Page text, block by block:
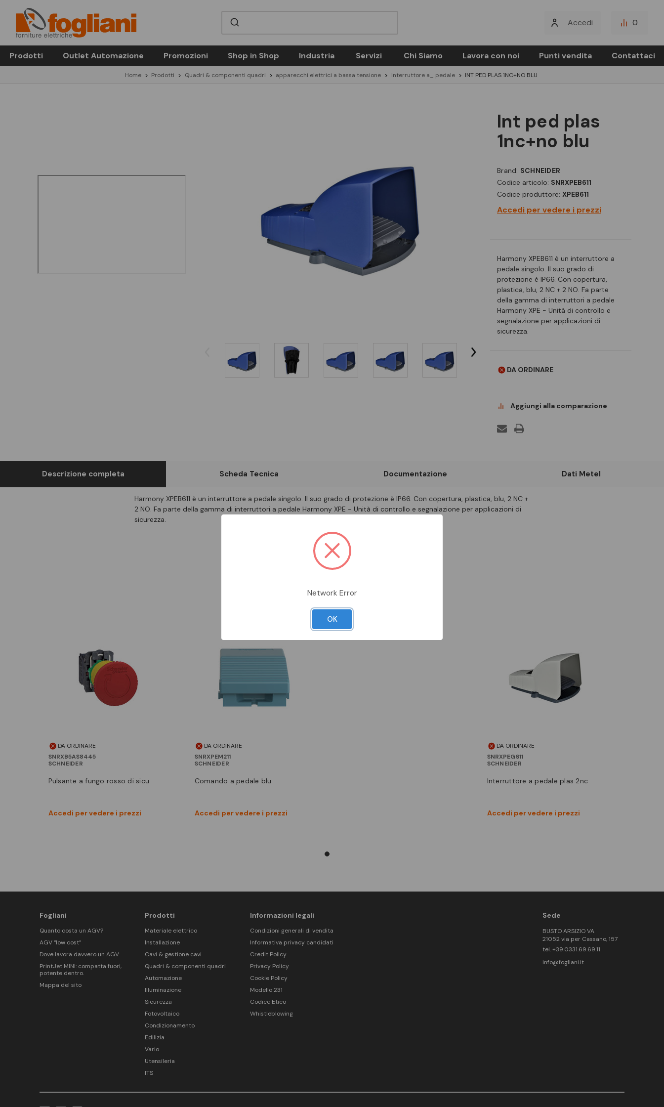
Accedi 0
Prodotti Outlet Automazione Promozioni Shop in Shop Industria Servizi Chi Siamo Lavora con noi Punti vendita Contattaci
Home Prodotti Quadri & componenti quadri apparecchi elettrici a bassa tensione Interruttore a_ pedale INT PED PLAS 1NC+NO BLU
int ped plas
1nc+no blu
Brand: SCHNEIDER
Codice articolo: SNRXPEB611
Codice produttore: XPEB611
Accedi per vedere i prezzi
Harmony XPEB611 è un interruttore a
pedale singolo. Il suo grado di
protezione è IP66. Con copertura,
plastica, blu, 2 NC + 2 NO. Fa parte
della gamma di interruttori a pedale
Harmony XPE - Unità di controllo e
segnalazione per applicazioni di
sicurezza.
DA ORDINARE
Aggiungi alla comparazione
Descrizione completa Scheda Tecnica Documentazione Dati Metel
Harmony XPEB611 è un interruttore a pedale singolo. Il suo grado di protezione è IP66. Con copertura, plastica, blu, 2 NC +
2 NO. Fa parte della gamma di interruttori a pedale Harmony XPE - Unità di controllo e segnalazione per applicazioni di
sicurezza.
DA ORDINARE
SNRXB5AS8445
SCHNEIDER
pulsante a fungo rosso di sicu
Accedi per vedere i prezzi
Confronta
DA ORDINARE
SNRXPEM211
SCHNEIDER
comando a pedale blu
Accedi per vedere i prezzi
Confronta
undefined
DA ORDINARE
SNRXPEG611
SCHNEIDER
interruttore a pedale plas 2nc
Accedi per vedere i prezzi
Confronta
Fogliani
Quanto costa un AGV?
AGV “low cost”
Dove lavora davvero un AGV
PrintJet MINI: compatta fuori,
potente dentro.
Mappa del sito
Prodotti
Materiale elettrico
Installazione
Cavi & gestione cavi
Quadri & componenti quadri
Automazione
Illuminazione
Sicurezza
Fotovoltaico
Condizionamento
Edilizia
Vario
Utensileria
ITS
Informazioni legali
Condizioni generali di vendita
Informativa privacy candidati
Credit Policy
Privacy Policy
Cookie Policy
Modello 231
Codice Etico
Whistleblowing
Sede
BUSTO ARSIZIO VA
21052 via per Cassano, 157
tel. +39.0331.69.69.11
info@fogliani.it
Network Error
OK